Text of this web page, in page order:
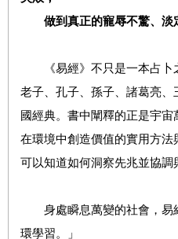
做到真正的寵辱不驚、淡
《易經》不只是一本占卜
老子、孔子、孫子、諸葛亮
國經典。書中闡釋的正是宇
在環境中創造價值的實用方法
可以知道如何洞察先兆並協調
身處瞬息萬變的社會，易
環學習。」